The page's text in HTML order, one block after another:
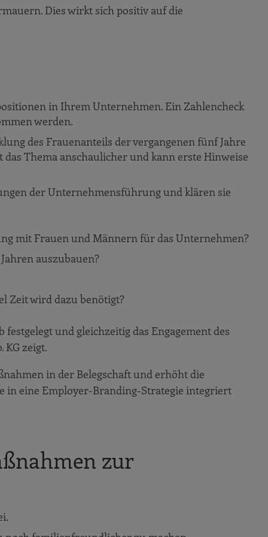
Dies wirkt sich positiv auf die
in Ihrem Unternehmen. Ein Zahlencheck
werden.
des Frauenanteils der vergangenen fünf Jahre
Thema anschaulicher und kann erste Hinweise
der Unternehmensführung und klären sie
mit Frauen und Männern für das Unternehmen?
auszubauen?
Zeit wird dazu benötigt?
und gleichzeitig das Engagement des
KG zeigt.
in der Belegschaft und erhöht die
in eine Employer-Branding-Strategie integriert
zur